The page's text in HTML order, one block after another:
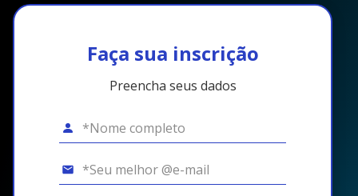
Faça sua inscrição
Preencha seus dados